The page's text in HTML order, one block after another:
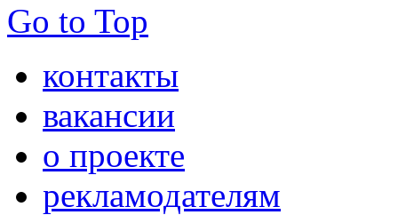
Go to Top
контакты
вакансии
о проекте
рекламодателям